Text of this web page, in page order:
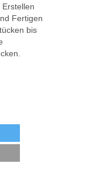
Fertigen
bis